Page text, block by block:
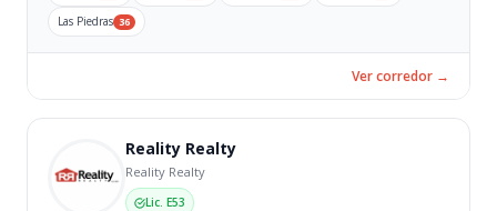
Las Piedras 36
Ver corredor →
Reality Realty
Reality Realty
Lic. E53